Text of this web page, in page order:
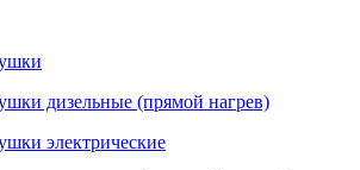
дизельные (прямой нагрев)
электрические